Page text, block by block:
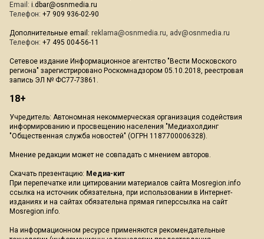
Email: i.dbar@osnmedia.ru
Телефон: +7 909 936-02-90
Дополнительные email: reklama@osnmedia.ru, adv@osnmedia.ru
Телефон: +7 495 004-56-11
Сетевое издание Информационное агентство "Вести Московского
региона" зарегистрировано Роскомнадзором 05.10.2018, реестровая
запись ЭЛ № ФС77-73861.
18+
Учредитель: Автономная некоммерческая организация содействия
информированию и просвещению населения "Медиахолдинг
"Общественная служба новостей" (ОГРН 1187700006328).
Мнение редакции может не совпадать с мнением авторов.
Скачать презентацию: Медиа-кит
При перепечатке или цитировании материалов сайта Mosregion.info
ссылка на источник обязательна, при использовании в Интернет-
изданиях и на сайтах обязательна прямая гиперссылка на сайт
Mosregion.info.
На информационном ресурсе применяются рекомендательные